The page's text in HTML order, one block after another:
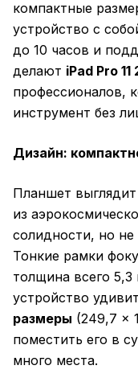
компактные
устройство с
до 10 часов и
делают iPad Pro 11
профессионалов,
инструмент без
Дизайн:
Планшет
из
солидности, но
Тонкие рамки
толщина всего
устройство
размеры (249,7 ×
поместить его в
много места.